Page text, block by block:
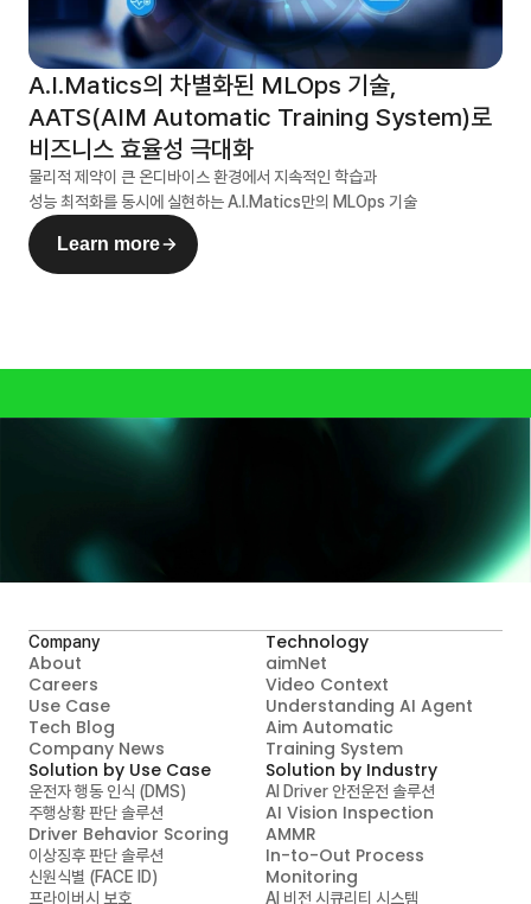
A.I.Matics의 차별화된 MLOps 기술,
AATS(AIM Automatic Training System)로
비즈니스 효율성 극대화
물리적 제약이 큰 온디바이스 환경에서 지속적인 학습과
성능 최적화를 동시에 실현하는 A.I.Matics만의 MLOps 기술
Learn more
Company
About
Careers
Use Case
Tech Blog
Company News
Technology
aimNet
Video Context
Understanding AI Agent
Aim Automatic
Training System
Solution by Use Case
운전자 행동 인식 (DMS)
주행상황 판단 솔루션
Driver Behavior Scoring
이상징후 판단 솔루션
신원식별 (FACE ID)
프라이버시 보호
Solution by Industry
AI Driver 안전운전 솔루션
AI Vision Inspection
AMMR
In-to-Out Process
Monitoring
AI 비전 시큐리티 시스템